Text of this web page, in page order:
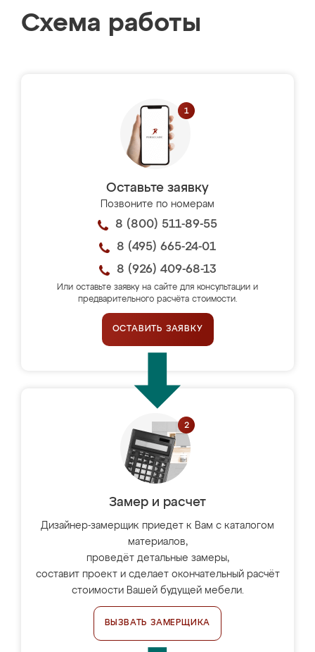
Схема работы
Оставьте заявку
Позвоните по номерам
8 (800) 511-89-55
8 (495) 665-24-01
8 (926) 409-68-13
Или оставьте заявку на сайте для консультации и
предварительного расчёта стоимости.
ОСТАВИТЬ ЗАЯВКУ
Замер и расчет
Дизайнер-замерщик приедет к Вам с каталогом
материалов,
проведёт детальные замеры,
составит проект и сделает окончательный расчёт
стоимости Вашей будущей мебели.
ВЫЗВАТЬ ЗАМЕРЩИКА